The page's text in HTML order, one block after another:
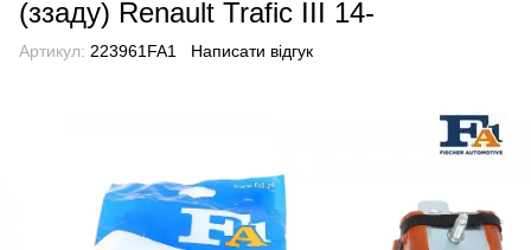
(ззаду) Renault Trafic III 14-
Артикул: 223961FA1 Написати відгук